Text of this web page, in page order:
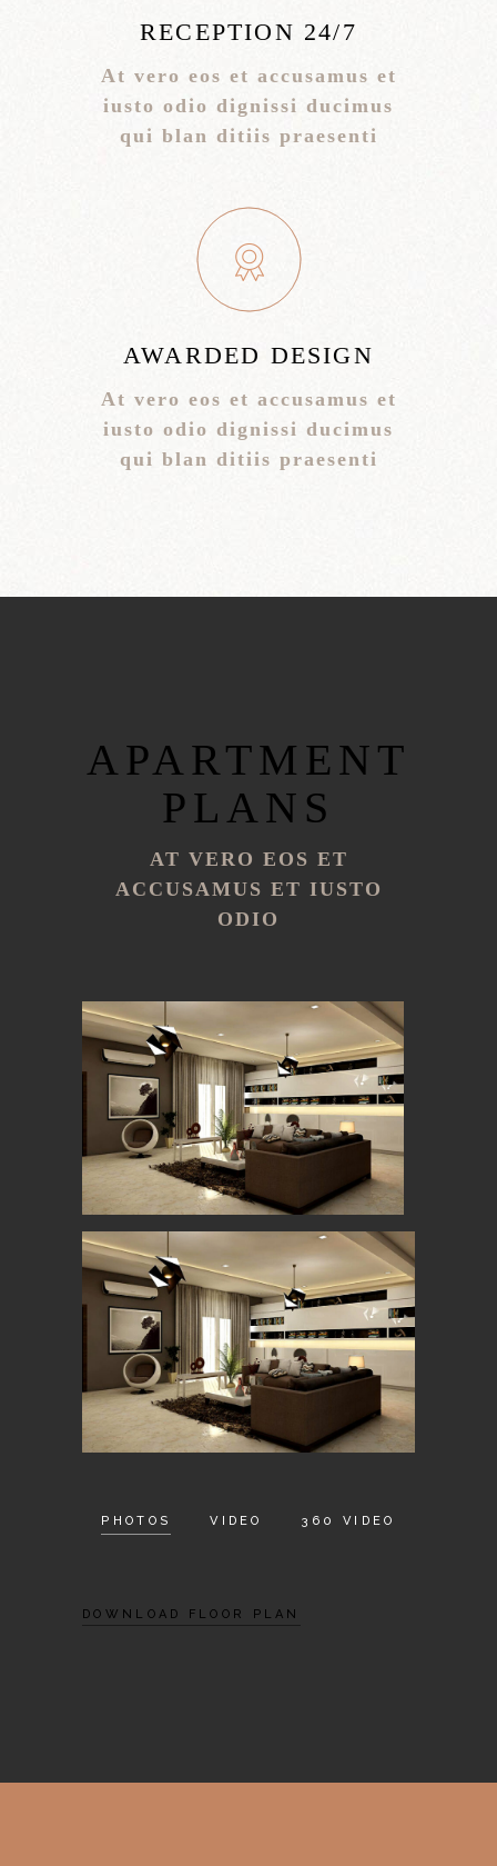
RECEPTION 24/7
At vero eos et accusamus et
iusto odio dignissi ducimus
qui blan ditiis praesenti
AWARDED DESIGN
At vero eos et accusamus et
iusto odio dignissi ducimus
qui blan ditiis praesenti
APARTMENT
PLANS
AT VERO EOS ET
ACCUSAMUS ET IUSTO
ODIO
PHOTOS VIDEO 360 VIDEO
DOWNLOAD FLOOR PLAN